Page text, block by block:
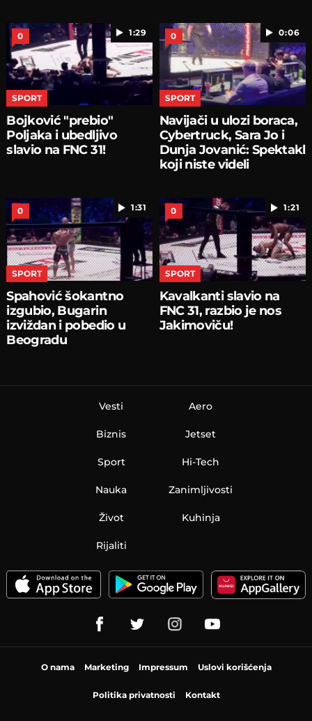
1:29
0
SPORT
Bojković "prebio"
Poljaka i ubedljivo
slavio na FNC 31!
0:06
0
SPORT
Navijači u ulozi boraca,
Cybertruck, Sara Jo i
Dunja Jovanić: Spektakl
koji niste videli
1:31
0
SPORT
Spahović šokantno
izgubio, Bugarin
izviždan i pobedio u
Beogradu
1:21
0
SPORT
Kavalkanti slavio na
FNC 31, razbio je nos
Jakimoviču!
Vesti
Biznis
Sport
Nauka
Aero
Jetset
Hi-Tech
Zanimljivosti
Život Kuhinja
Rijaliti
O nama Marketing Impressum Uslovi korišćenja
Politika privatnosti Kontakt